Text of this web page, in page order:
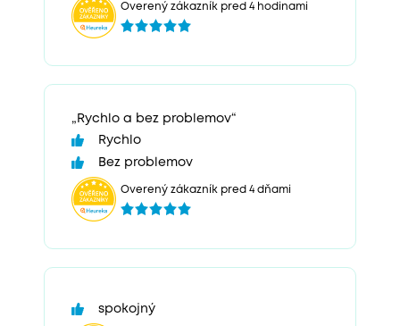
Overený zákazník pred 4 hodinami
„Rychlo a bez problemov“
Rychlo
Bez problemov
Overený zákazník pred 4 dňami
spokojný